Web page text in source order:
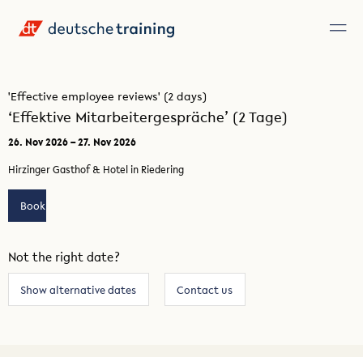
'Effective employee reviews' (2 days)
‘Effektive Mitarbeitergespräche’ (2 Tage)
26. Nov 2026 – 27. Nov 2026
Hirzinger Gasthof & Hotel in Riedering
Book
Not the right date?
Show alternative dates Contact us